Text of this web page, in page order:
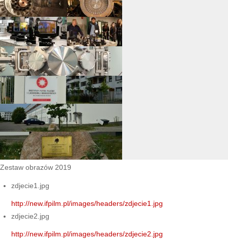
Zestaw obrazów 2019
zdjecie1.jpg
http://new.ifpilm.pl/images/headers/zdjecie1.jpg
zdjecie2.jpg
http://new.ifpilm.pl/images/headers/zdjecie2.jpg